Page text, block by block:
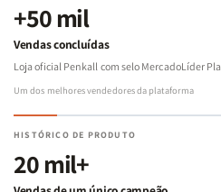
+50 mil
Vendas concluídas
Loja oficial Penkall com selo MercadoLíder
Um dos melhores vendedores da plataforma
HISTÓRICO DE PRODUTO
20 mil+